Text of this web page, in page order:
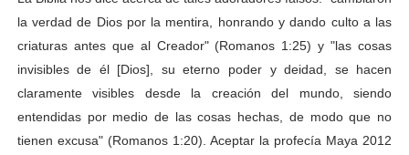
la verdad de Dios por la mentira, honrando y dando culto a las
criaturas antes que al Creador" (Romanos 1:25) y "las cosas
invisibles de él [Dios], su eterno poder y deidad, se hacen
claramente visibles desde la creación del mundo, siendo
entendidas por medio de las cosas hechas, de modo que no
tienen excusa" (Romanos 1:20). Aceptar la profecía Maya 2012